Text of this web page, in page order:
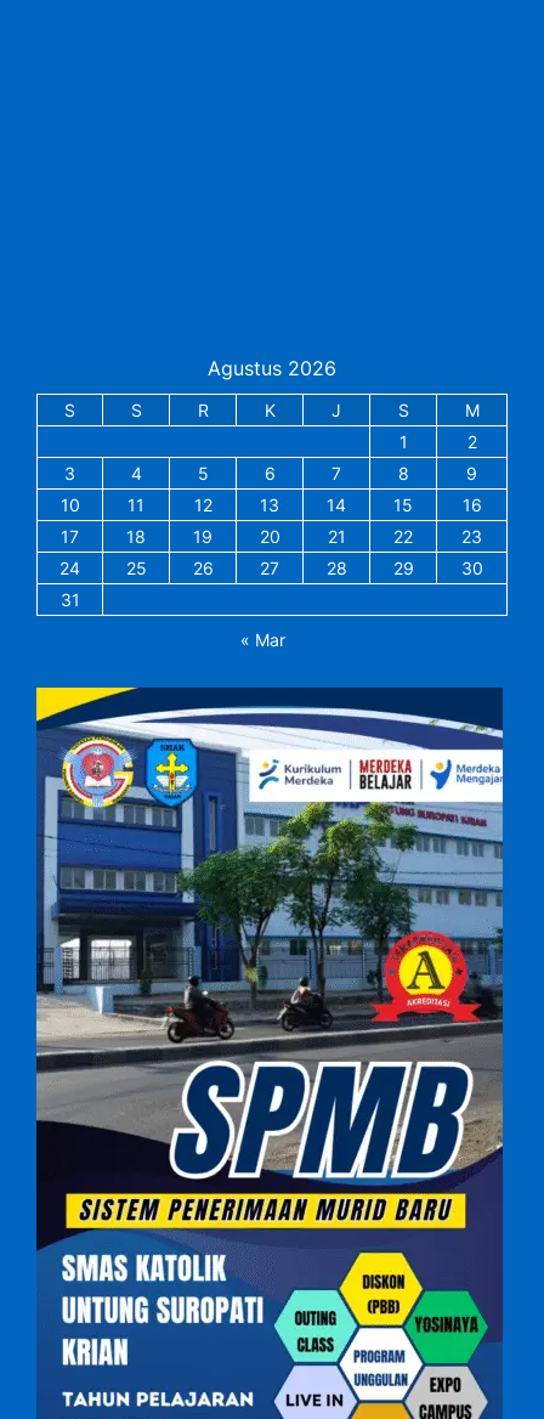
Agustus 2026
S S R K J S
M
1
2
3
4 5 6 7 8
9
10
11 12 13 14 15
16
17
18 19 20 21 22
23
24
25 26 27 28 29
30
31
« Mar